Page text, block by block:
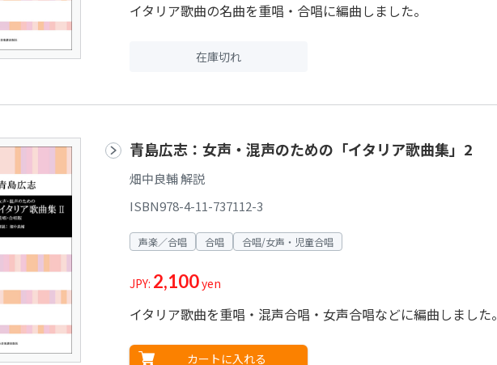
イタリア歌曲の名曲を重唱・合唱に編曲しました。
在庫切れ
青島広志：女声・混声のための「イタリア歌曲集」2
畑中良輔 解説
ISBN978-4-11-737112-3
声楽／合唱 合唱 合唱/女声・児童合唱
JPY: 2,100yen
イタリア歌曲を重唱・混声合唱・女声合唱などに編曲しました。
カートに入れる